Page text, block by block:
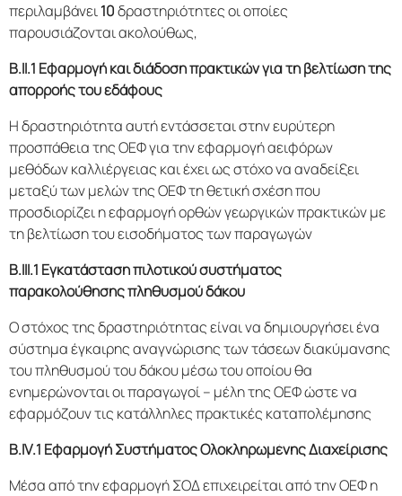
περιλαμβάνει10δραστηριότητες οι οποίες
παρουσιάζονται ακολούθως,
Β.ΙΙ.1 Εφαρμογή και διάδοση πρακτικών για τη βελτίωση της
απορροής του εδάφους
Η δραστηριότητα αυτή εντάσσεται στην ευρύτερη
προσπάθεια της ΟΕΦ για την εφαρμογή αειφόρων
μεθόδων καλλιέργειας και έχει ως στόχο να αναδείξει
μεταξύ των μελών της ΟΕΦ τη θετική σχέση που
προσδιορίζει η εφαρμογή ορθών γεωργικών πρακτικών με
τη βελτίωση του εισοδήματος των παραγωγών
Β.ΙII.1 Εγκατάσταση πιλοτικού συστήματος
παρακολούθησης πληθυσμού δάκου
Ο στόχος της δραστηριότητας είναι να δημιουργήσει ένα
σύστημα έγκαιρης αναγνώρισης των τάσεων διακύμανσης
του πληθυσμού του δάκου μέσω του οποίου θα
ενημερώνονται οι παραγωγοί – μέλη της ΟΕΦ ώστε να
εφαρμόζουν τις κατάλληλες πρακτικές καταπολέμησης
Β.ΙV.1 Εφαρμογή Συστήματος Ολοκληρωμένης Διαχείρισης
Μέσα από την εφαρμογή ΣΟΔ επιχειρείται από την ΟΕΦ η